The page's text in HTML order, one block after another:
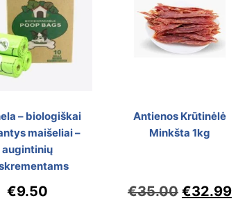
– biologiškai
maišeliai –
augintinių
€9.50
Antienos Krūtinėlė
Minkšta 1kg
€35.00 €32.99